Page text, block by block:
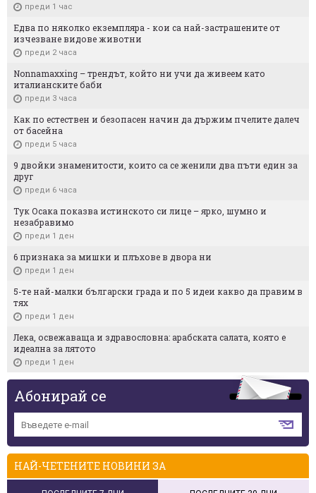
преди 1 час
Едва по няколко екземпляра - кои са най-застрашените от
изчезване видове животни
преди 2 часа
Nonnamaxxing – трендът, който ни учи да живеем като
италианските баби
преди 3 часа
Как по естествен и безопасен начин да държим пчелите далеч
от басейна
преди 5 часа
9 двойки знаменитости, които са се женили два пъти един за
друг
преди 6 часа
Тук Осака показва истинското си лице – ярко, шумно и
незабравимо
преди 1 ден
6 признака за мишки и плъхове в двора ни
преди 1 ден
5-те най-малки български градa и по 5 идеи какво да правим в
тях
преди 1 ден
Лека, освежаваща и здравословна: арабската салата, която е
идеална за лятото
преди 1 ден
Абонирай се
НАЙ-ЧЕТЕНИТЕ НОВИНИ ЗА